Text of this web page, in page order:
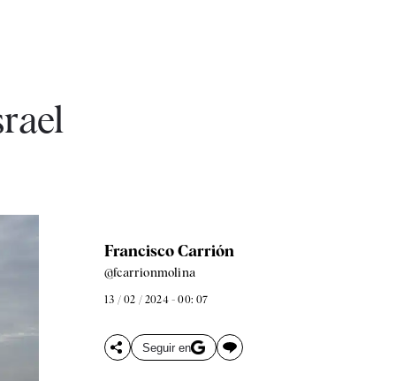
Francisco Carrión
@fcarrionmolina
13 / 02 / 2024 - 00: 07
Seguir en